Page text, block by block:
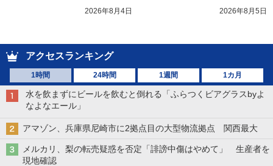
2026年8月4日 2026年8月5日
アクセスランキング
1時間 24時間 1週間 1カ月
水を飲まずにビールを飲むと倒れる「ふらつくビアグラスbyよ
なよなエール」
アマゾン、兵庫県尼崎市に2拠点目の大型物流拠点 関西最大
メルカリ、梨の転売疑惑を否定「誹謗中傷はやめて」 生産者を
現地確認